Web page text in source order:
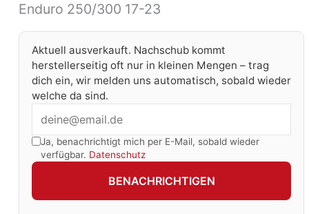
Enduro 250/300 17-23
Aktuell ausverkauft. Nachschub kommt
herstellerseitig oft nur in kleinen Mengen – trag
dich ein, wir melden uns automatisch, sobald wieder
welche da sind.
Ja, benachrichtigt mich per E-Mail, sobald wieder
verfügbar. Datenschutz
BENACHRICHTIGEN